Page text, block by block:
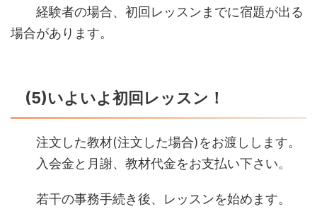
経験者の場合、初回レッスンまでに宿題が出る
場合があります。
(5)いよいよ初回レッスン！
注文した教材(注文した場合)をお渡しします。
入会金と月謝、教材代金をお支払い下さい。
若干の事務手続き後、レッスンを始めます。